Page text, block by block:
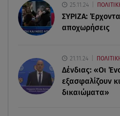
08.08.26 , 09:26
Φωτιά Αττικοβοιωτία:
08.08.26 , 09:05
BMW: Οι πωλήσεις και η
εργαζόμενους
25.11.24
ΣΥΡΙΖΑ:
αποχωρήσεις
21.11.24
Δένδιας: «Οι
εξασφαλίζουν
δικαιώματα»